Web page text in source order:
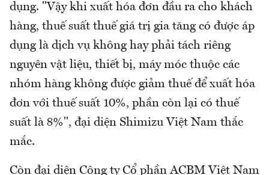
dụng. "Vậy khi xuất hóa đơn đầu ra cho khách
hàng, thuế suất thuế giá trị gia tăng có được áp
dụng là dịch vụ không hay phải tách riêng
nguyên vật liệu, thiết bị, máy móc thuộc các
nhóm hàng không được giảm thuế để xuất hóa
đơn với thuế suất 10%, phần còn lại có thuế
suất là 8%", đại diện Shimizu Việt Nam thắc
mắc.
Còn đại diện Công ty Cổ phần ACBM Việt Nam